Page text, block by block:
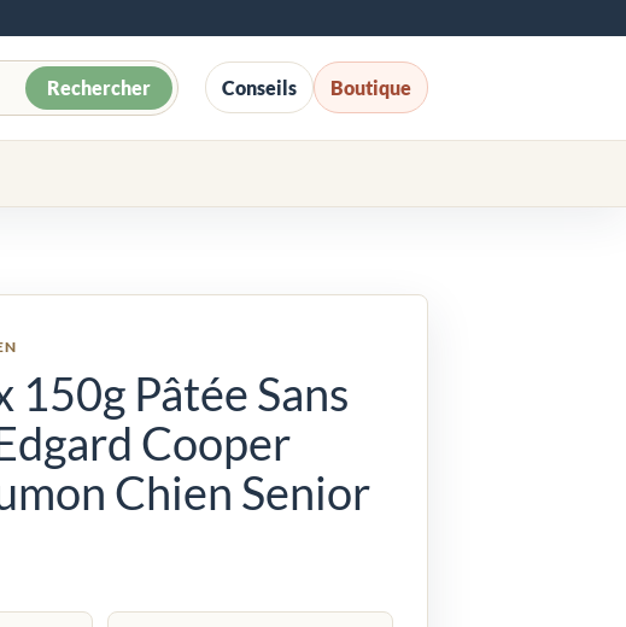
Rechercher Conseils Boutique
150g Pâtée Sans
Cooper
Chien Senior